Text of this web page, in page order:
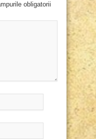
obligatorii